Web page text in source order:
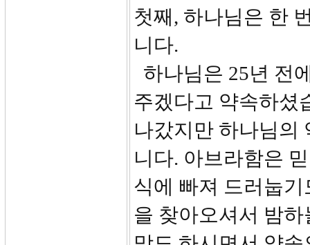
첫째, 하나님은 한
니다.
하나님은 25년 전
주겠다고 약속하셨
나갔지만 하나님의
니다. 아브라함은
식에 빠져 드러눕
을 찾아오셔서 밤